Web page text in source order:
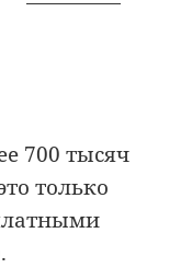
700 тысяч
только